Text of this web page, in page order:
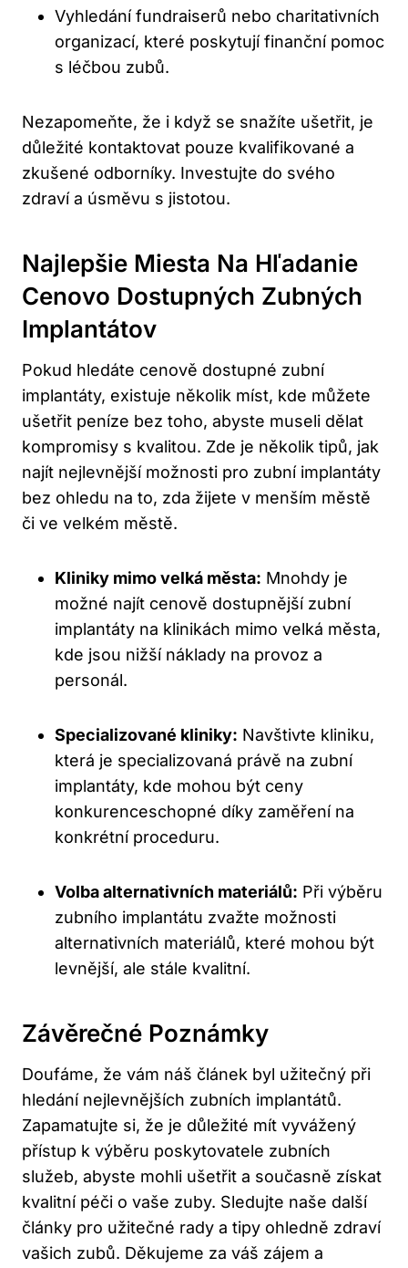
Vyhledání fundraiserů nebo charitativních
organizací, které poskytují finanční pomoc
s léčbou zubů.
Nezapomeňte, že i když se snažíte ušetřit, je
důležité kontaktovat pouze kvalifikované a
zkušené odborníky. Investujte do svého
zdraví a úsměvu s jistotou.
Najlepšie Miesta Na Hľadanie
Cenovo Dostupných Zubných
Implantátov
Pokud hledáte cenově dostupné zubní
implantáty, existuje několik míst, kde můžete
ušetřit peníze bez toho, abyste museli dělat
kompromisy s kvalitou. Zde je několik tipů, jak
najít nejlevnější možnosti pro zubní implantáty
bez ohledu na to, zda žijete v menším městě
či ve velkém městě.
Kliniky mimo velká města: Mnohdy je
možné najít cenově dostupnější zubní
implantáty na klinikách mimo velká města,
kde jsou nižší náklady na provoz a
personál.
Specializované kliniky: Navštivte kliniku,
která je specializovaná právě na zubní
implantáty, kde mohou být ceny
konkurenceschopné díky zaměření na
konkrétní proceduru.
Volba alternativních materiálů: Při výběru
zubního implantátu zvažte možnosti
alternativních materiálů, které mohou být
levnější, ale stále kvalitní.
Závěrečné Poznámky
Doufáme, že vám náš článek byl užitečný při
hledání nejlevnějších zubních implantátů.
Zapamatujte si, že je důležité mít vyvážený
přístup k výběru poskytovatele zubních
služeb, abyste mohli ušetřit a současně získat
kvalitní péči o vaše zuby. Sledujte naše další
články pro užitečné rady a tipy ohledně zdraví
vašich zubů. Děkujeme za váš zájem a